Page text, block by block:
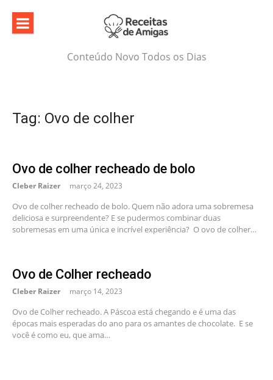
content
Conteúdo Novo Todos os Dias
Tag: Ovo de colher
Ovo de colher recheado de bolo
Cleber Raizer março 24, 2023
Ovo de colher recheado de bolo. Quem não adora uma sobremesa
deliciosa e surpreendente? E se pudermos combinar duas
sobremesas em uma única e incrível experiência? O ovo de colher…
Ovo de Colher recheado
Cleber Raizer março 14, 2023
Ovo de Colher recheado. A Páscoa está chegando e é uma das
épocas mais esperadas do ano para os amantes de chocolate. E se
você é como eu, que ama…